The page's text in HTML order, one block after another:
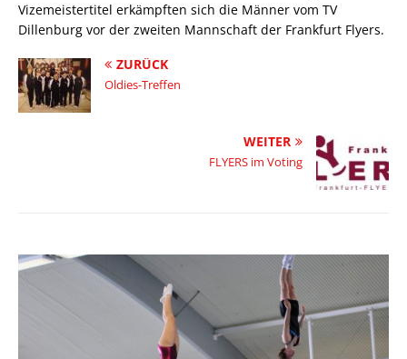
Vizemeistertitel erkämpften sich die Männer vom TV
Dillenburg vor der zweiten Mannschaft der Frankfurt Flyers.
ZURÜCK
Oldies-Treffen
WEITER
FLYERS im Voting